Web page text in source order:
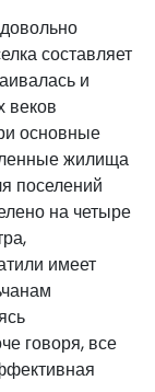
составляет
и
веков
основные
жилища
поселений
на четыре
имеет
говоря, все